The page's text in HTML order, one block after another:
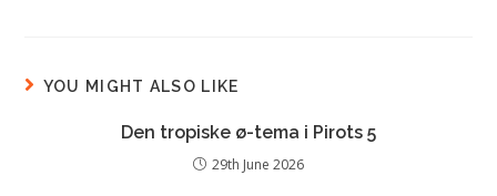
YOU MIGHT ALSO LIKE
Den tropiske ø-tema i Pirots 5
29th June 2026